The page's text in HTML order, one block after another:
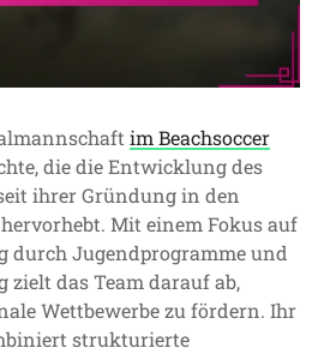
im Beachsoccer
die die Entwicklung des
ihrer Gründung in den
Mit einem Fokus auf
durch Jugendprogramme und
zielt das Team darauf ab,
Wettbewerbe zu fördern. Ihr
strukturierte